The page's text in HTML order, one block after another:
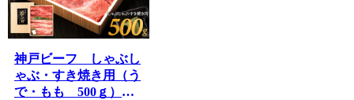
神戸ビーフ しゃぶし
ゃぶ・すき焼き用（う
で・もも 500ｇ）